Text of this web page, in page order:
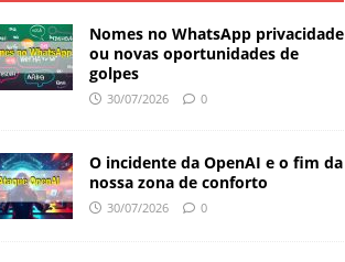
Nomes no WhatsApp privacidade
ou novas oportunidades de
golpes
30/07/2026 0
O incidente da OpenAI e o fim da
nossa zona de conforto
30/07/2026 0